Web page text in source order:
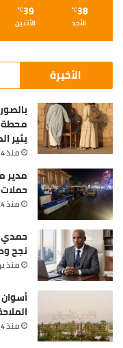
38
℃
الأحد
39
℃
الأثنين
الأخيرة
محطة
يثير
منذ 14 ساعة
مدير
منذ 24 ساعة
حمدي
نجح
منذ
منذ 4 أيام